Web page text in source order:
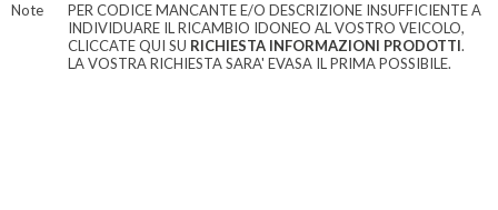
Note
PER CODICE MANCANTE E/O DESCRIZIONE INSUFFICIENTE A
INDIVIDUARE IL RICAMBIO IDONEO AL VOSTRO VEICOLO,
CLICCATE QUI SU RICHIESTA INFORMAZIONI PRODOTTI.
LA VOSTRA RICHIESTA SARA' EVASA IL PRIMA POSSIBILE.